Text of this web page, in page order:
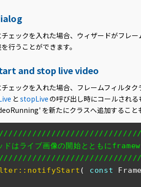
ェックを入れた場合、ウィザードがフレ
行うことができます。
and stop live video
ェックを入れた場合、フレームフィルタ
と stopLive の呼び出し時にコールされる
を新たにクラスへ追加すること
はライブ画像の開始とともに
( const